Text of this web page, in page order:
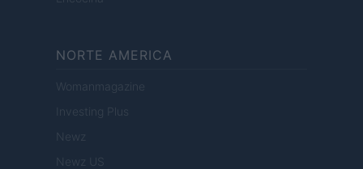
NORTE AMERICA
Womanmagazine
Investing Plus
Newz
Newz US